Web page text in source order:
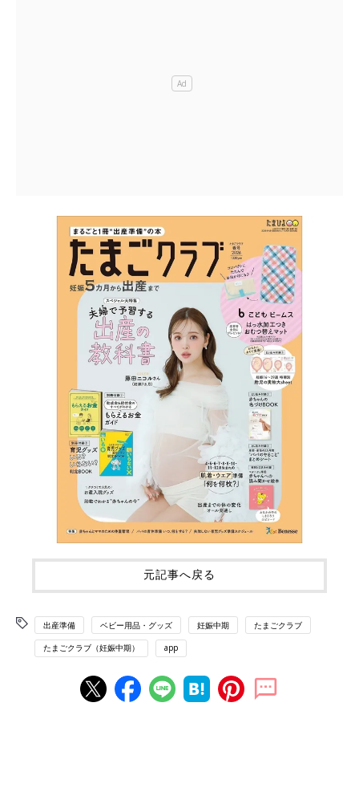
元記事へ戻る
出産準備 ベビー用品・グッズ 妊娠中期 たまごクラブ
たまごクラブ（妊娠中期） app